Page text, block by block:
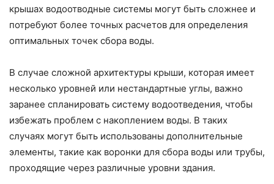
крышах водоотводные системы могут быть сложнее и
потребуют более точных расчетов для определения
оптимальных точек сбора воды.
В случае сложной архитектуры крыши, которая имеет
несколько уровней или нестандартные углы, важно
заранее спланировать систему водоотведения, чтобы
избежать проблем с накоплением воды. В таких
случаях могут быть использованы дополнительные
элементы, такие как воронки для сбора воды или трубы,
проходящие через различные уровни здания.